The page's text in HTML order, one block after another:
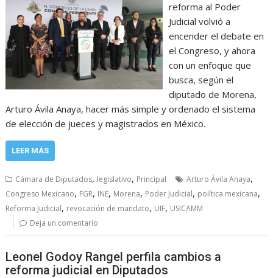
reforma al Poder
Judicial volvió a
encender el debate en
el Congreso, y ahora
con un enfoque que
busca, según el
diputado de Morena,
Arturo Ávila Anaya, hacer más simple y ordenado el sistema
de elección de jueces y magistrados en México.
LEER MÁS
Cámara de Diputados, legislativo, Principal Arturo Ávila Anaya,
Congreso Mexicano, FGR, INE, Morena, Poder Judicial, política mexicana,
Reforma Judicial, revocación de mandato, UIF, USICAMM
Deja un comentario
Leonel Godoy Rangel perfila cambios a
reforma judicial en Diputados